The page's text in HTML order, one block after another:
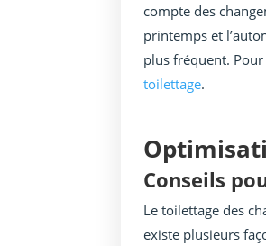
compte des
printemps et
plus fréquent.
toilettage.
Conseils
Le toilettage des
existe plusieurs